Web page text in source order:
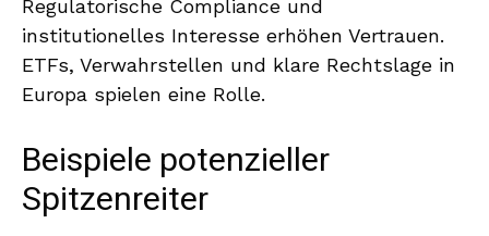
Regulatorische Compliance und
institutionelles Interesse erhöhen Vertrauen.
ETFs, Verwahrstellen und klare Rechtslage in
Europa spielen eine Rolle.
Beispiele potenzieller
Spitzenreiter